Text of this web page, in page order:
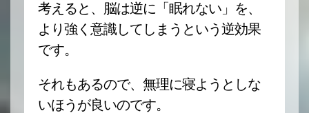
考えると、脳は逆に「眠れない」を、
より強く意識してしまうという逆効果
です。
それもあるので、無理に寝ようとしな
いほうが良いのです。